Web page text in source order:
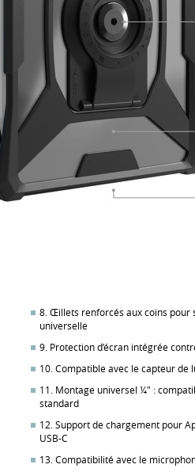
8. Œillets renforcés aux coins pour
universelle
9. Protection d’écran intégrée
10. Compatible avec le capteur de
11. Montage universel ¼" :
standard
12. Support de chargement pour
USB-C
13. Compatibilité avec le